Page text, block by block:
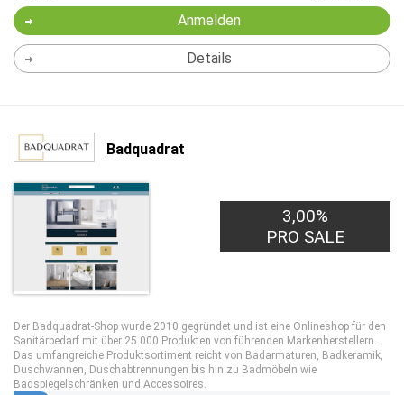
Anmelden
Details
Badquadrat
3,00%
PRO SALE
Der Badquadrat-Shop wurde 2010 gegründet und ist eine Onlineshop für den
Sanitärbedarf mit über 25 000 Produkten von führenden Markenherstellern.
Das umfangreiche Produktsortiment reicht von Badarmaturen, Badkeramik,
Duschwannen, Duschabtrennungen bis hin zu Badmöbeln wie
Badspiegelschränken und Accessoires.